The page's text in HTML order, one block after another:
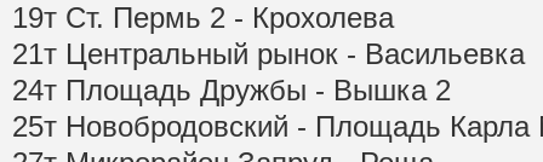
19т Ст. Пермь 2 - Крохолева
21т Центральный рынок - Васильевка
24т Площадь Дружбы - Вышка 2
25т Новобродовский - Площадь Карла